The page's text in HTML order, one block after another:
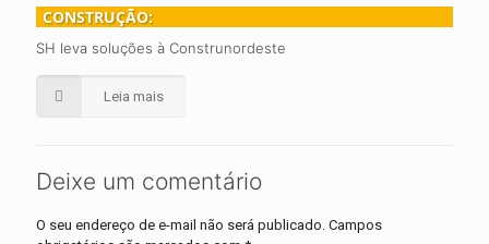
CONSTRUÇÃO:
SH leva soluções à Construnordeste
Leia mais
Deixe um comentário
O seu endereço de e-mail não será publicado. Campos